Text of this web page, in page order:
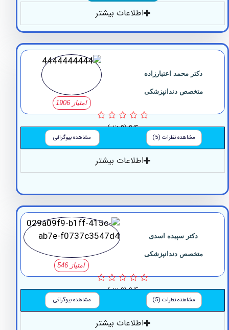
اطلاعات بیشتر
دکتر محمد اعتبارزاده
متخصص دندانپزشکی
0/5 (0 نظر)
مشاهده نظرات (5) مشاهده بیوگرافی
اطلاعات بیشتر
دکتر سپیده اسدی
متخصص دندانپزشکی
0/5 (0 نظر)
مشاهده نظرات (5) مشاهده بیوگرافی
اطلاعات بیشتر